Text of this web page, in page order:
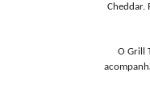
Cheddar.
O Grill